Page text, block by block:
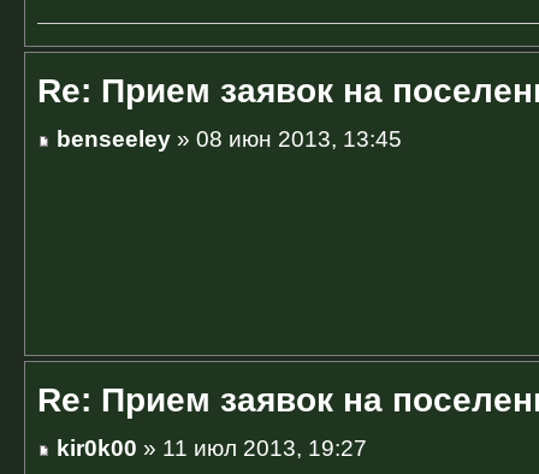
Re: Прием заявок на
benseeley » 08 июн 2013, 13:45
Re: Прием заявок на
kir0k00 » 11 июл 2013, 19:27